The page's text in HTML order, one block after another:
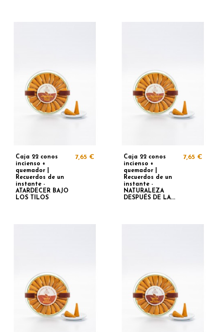
Caja 22 conos
incienso +
quemador |
Recuerdos de un
instante -
ATARDECER BAJO
LOS TILOS
7,65 €
Caja 22 conos
incienso +
quemador |
Recuerdos de un
instante -
NATURALEZA
DESPUÉS DE LA...
7,65 €